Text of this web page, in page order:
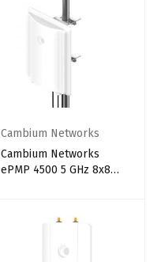
Cambium Networks
Cambium Networks
ePMP 4500 5 GHz 8x8